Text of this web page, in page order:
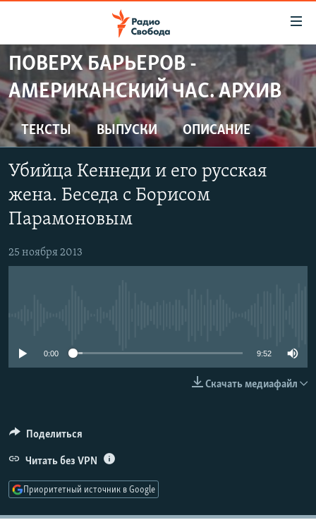
упрощенного
доступа
Вернуться
к
основному
Вернутся
главной
навигации
Вернутся
ПРОГРАММЫ
ПОДКАСТЫ
АВТОРСКИЕ ПРОЕКТЫ
ЦИТАТЫ СВОБОДЫ
МНЕНИЯ
КУЛЬТУРА
IDEL.РЕАЛИИ
КАВКАЗ.РЕАЛИИ
ПОДПИШИТЕСЬ НА РАССЫЛКУ
Все сайты РСЕ/РС
ПОВЕРХ БАРЬЕРОВ -
АМЕРИКАНСКИЙ ЧАС. АРХИВ
ТЕКСТЫ ВЫПУСКИ ОПИСАНИЕ
Убийца Кеннеди и его русская
жена. Беседа с Борисом
Парамоновым
25 ноября 2013
0:00 9:52
Скачать медиафайл
Поделиться
Читать без VPN
Приоритетный источник в Google